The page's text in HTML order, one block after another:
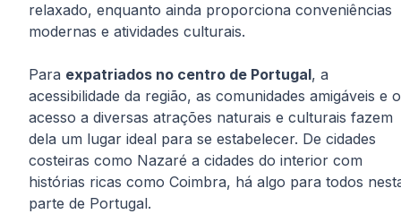
relaxado, enquanto ainda proporciona conveniências
modernas e atividades culturais.
Para expatriados no centro de Portugal, a
acessibilidade da região, as comunidades amigáveis e o
acesso a diversas atrações naturais e culturais fazem
dela um lugar ideal para se estabelecer. De cidades
costeiras como Nazaré a cidades do interior com
histórias ricas como Coimbra, há algo para todos
parte de Portugal.